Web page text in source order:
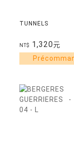
TUNNELS
NT$ 1,320元